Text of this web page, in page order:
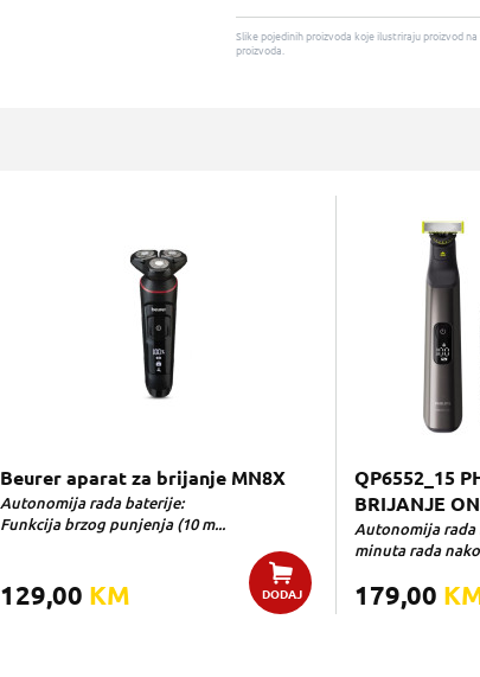
Slike pojedinih proizvoda koje ilustriraju proizvod
proizvoda.
Beurer aparat za brijanje MN8X
Autonomija rada baterije:
Funkcija brzog punjenja (10 m...
129,00 KM DODAJ
QP6552_15
BRIJANJE
Autonomija rada
minuta rada
179,00